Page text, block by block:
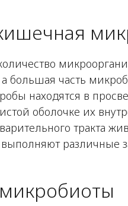
большая часть
находятся в
оболочке их
тракта
различные